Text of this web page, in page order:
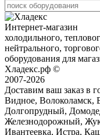
Интернет-магазин
холодильного,
нейтрального,
оборудования для
Хладекс.рф ©
2007-2026
Доставим ваш заказ в
Видное, Волоколамск,
Долгопрудный,
Железнодорожный,
Ивантеевка, Истра,